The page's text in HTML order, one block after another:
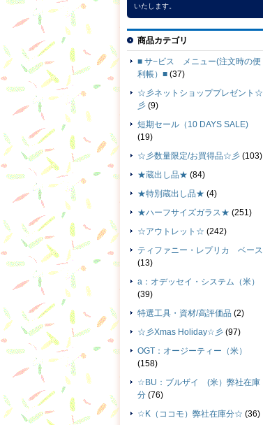
いたします。
商品カテゴリ
■ サ−ビス メニュー(注文時の便
利帳）■ (37)
☆彡ネットショッププレゼント☆
彡 (9)
短期セール（10 DAYS SALE)
(19)
☆彡数量限定/お買得品☆彡 (103)
★蔵出し品★ (84)
★特別蔵出し品★ (4)
★ハーフサイズガラス★ (251)
☆アウトレット☆ (242)
ティファニー・レプリカ ベース
(13)
a：オデッセイ・システム（米）
(39)
特選工具・資材/高評価品 (2)
☆彡Xmas Holiday☆彡 (97)
OGT：オージーティー（米）
(158)
☆BU：ブルザイ (米）弊社在庫
分 (76)
☆K（ココモ）弊社在庫分☆ (36)